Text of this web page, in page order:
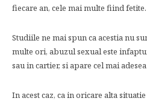
fiecare an, cele mai multe fiind fetite.
Studiile ne mai spun ca acestia nu
multe ori, abuzul sexual este
sau in cartier, si apare cel mai
In acest caz, ca in oricare alta